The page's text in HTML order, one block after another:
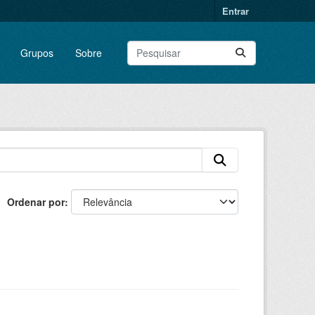
Entrar
Grupos Sobre
Ordenar por